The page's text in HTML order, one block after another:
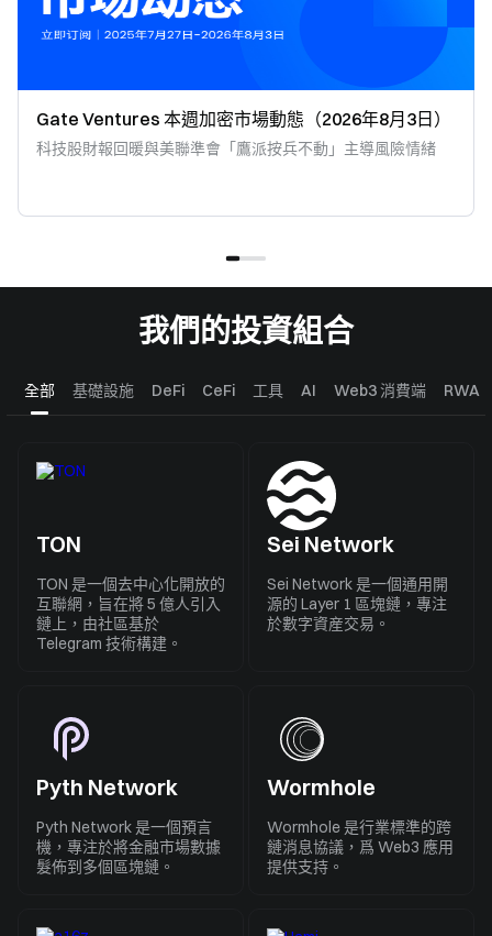
Gate Ventures 本週加密市場動態（2026年8月3日）
科技股財報回暖與美聯準會「鷹派按兵不動」主導風險情緒
我們的投資組合
全部 基礎設施 DeFi CeFi 工具 AI Web3 消費端 RWA
TON
TON 是一個去中心化開放的
互聯網，旨在將 5 億人引入
鏈上，由社區基於
Telegram 技術構建。
Sei Network
Sei Network 是一個通用開
源的 Layer 1 區塊鏈，專注
於數字資産交易。
Pyth Network
Pyth Network 是一個預言
機，專注於將金融市場數據
髮佈到多個區塊鏈。
Wormhole
Wormhole 是行業標準的跨
鏈消息協議，爲 Web3 應用
提供支持。